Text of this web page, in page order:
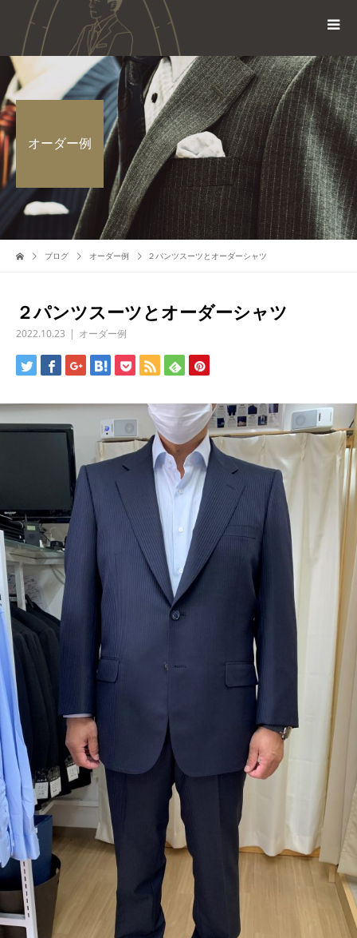
オーダー例
ブログ オーダー例 ２パンツスーツとオーダーシャツ
２パンツスーツとオーダーシャツ
2022.10.23 オーダー例